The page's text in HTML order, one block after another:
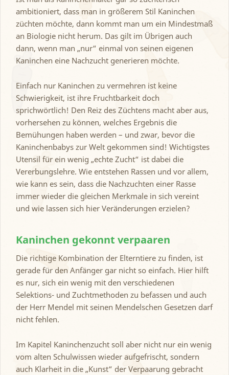
ambitioniert, dass man in größerem Stil Kaninchen
züchten möchte, dann kommt man um ein Mindestmaß
an Biologie nicht herum. Das gilt im Übrigen auch
dann, wenn man „nur“ einmal von seinen eigenen
Kaninchen eine Nachzucht generieren möchte.
Einfach nur Kaninchen zu vermehren ist keine
Schwierigkeit, ist ihre Fruchtbarkeit doch
sprichwörtlich! Den Reiz des Züchtens macht aber aus,
vorhersehen zu können, welches Ergebnis die
Bemühungen haben werden – und zwar, bevor die
Kaninchenbabys zur Welt gekommen sind! Wichtigstes
Utensil für ein wenig „echte Zucht“ ist dabei die
Vererbungslehre. Wie entstehen Rassen und vor allem,
wie kann es sein, dass die Nachzuchten einer Rasse
immer wieder die gleichen Merkmale in sich vereint
und wie lassen sich hier Veränderungen erzielen?
Kaninchen gekonnt verpaaren
Die richtige Kombination der Elterntiere zu finden, ist
gerade für den Anfänger gar nicht so einfach. Hier hilft
es nur, sich ein wenig mit den verschiedenen
Selektions- und Zuchtmethoden zu befassen und auch
der Herr Mendel mit seinen Mendelschen Gesetzen darf
nicht fehlen.
Im Kapitel Kaninchenzucht soll aber nicht nur ein wenig
vom alten Schulwissen wieder aufgefrischt, sondern
auch Klarheit in die „Kunst“ der Verpaarung gebracht